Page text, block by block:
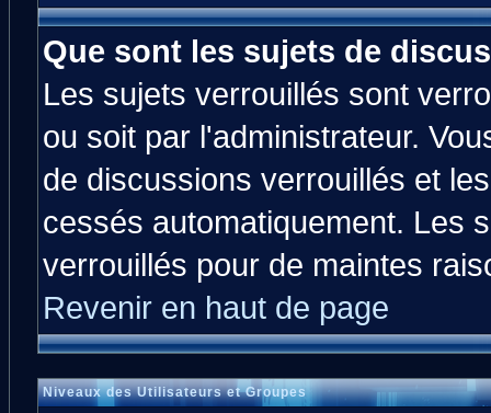
Que sont les sujets de
Les sujets verrouillés sont
ou soit par l'administrateur.
de discussions verrouillés et
cessés automatiquement. Les
verrouillés pour de maintes
Revenir en haut de page
Niveaux des Utilisateurs et Groupes